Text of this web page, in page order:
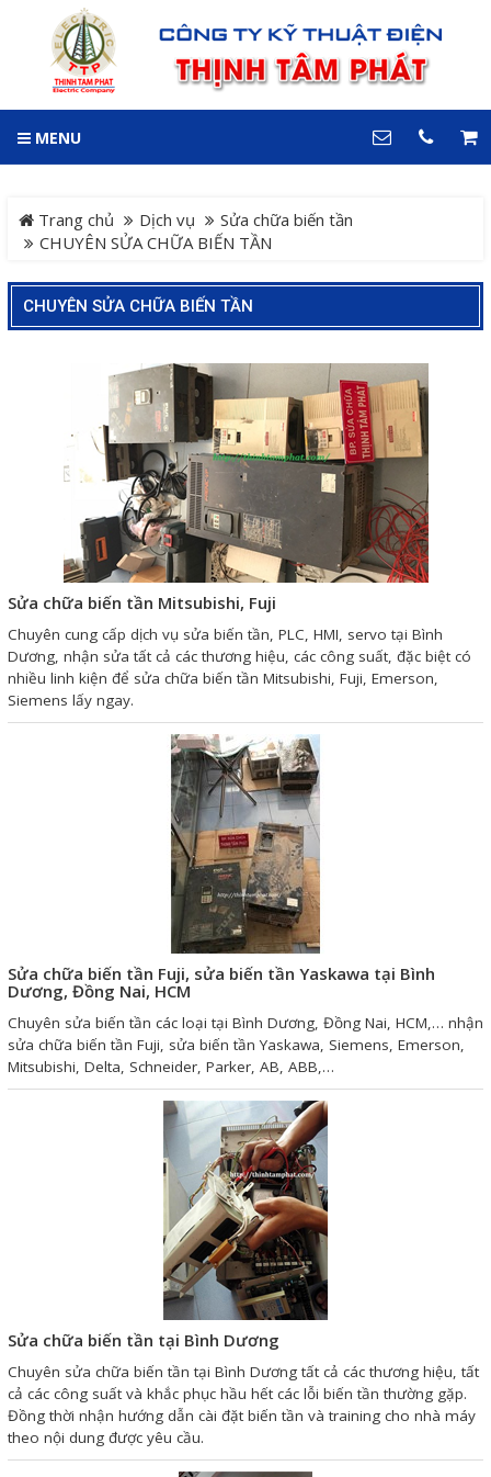
MENU
Trang chủ Dịch vụ
Sửa chữa biến tần
CHUYÊN SỬA CHỮA BIẾN TẦN
CHUYÊN SỬA CHỮA BIẾN TẦN
Sửa chữa biến tần Mitsubishi, Fuji
Chuyên cung cấp dịch vụ sửa biến tần, PLC, HMI, servo tại Bình
Dương, nhận sửa tất cả các thương hiệu, các công suất, đặc biệt có
nhiều linh kiện để sửa chữa biến tần Mitsubishi, Fuji, Emerson,
Siemens lấy ngay.
Sửa chữa biến tần Fuji, sửa biến tần Yaskawa tại Bình
Dương, Đồng Nai, HCM
Chuyên sửa biến tần các loại tại Bình Dương, Đồng Nai, HCM,… nhận
sửa chữa biến tần Fuji, sửa biến tần Yaskawa, Siemens, Emerson,
Mitsubishi, Delta, Schneider, Parker, AB, ABB,…
Sửa chữa biến tần tại Bình Dương
Chuyên sửa chữa biến tần tại Bình Dương tất cả các thương hiệu, tất
cả các công suất và khắc phục hầu hết các lỗi biến tần thường gặp.
Đồng thời nhận hướng dẫn cài đặt biến tần và training cho nhà máy
theo nội dung được yêu cầu.
Trang chủ
Sản phẩm
Hệ Thống Cảnh Báo An
Toàn Xe Nâng
Hệ thống điều khiển giám
sát và thu thập dữ liệu
Giải pháp quản lý bằng mã
vạch
Bảng LED điện tử
Bảng điện tử năng suất
Bảng Led hiển thị nhiệt độ
độ ẩm
Đồng hồ thời gian thực
Màn hình cảm ứng HMI
PLC - Bộ lập trình PLC
Máy tính công nghiệp
Motor Servo / Driver Servo
Cáp lập trình PLC - HMI -
Servo
Thiết bị thu thập dữ liệu,
truyền và lưu trữ dữ liệu
Thiết bị điều khiển và giám
Thiết bị cảnh báo
Thiết bị đo lường - Cảm biến
Bộ điều khiển nhiệt độ
Bộ đếm - Bộ hẹn giờ
Đồng hồ đo đa năng
GIỎ HÀNG
LIÊN HỆ
Hotline
64 đường 24, KDC Hiệp
Thủ Dầu Một, Tỉnh Bình
Điện thoại
0909 199 102
COPYRIGHT 2018. ALL RIGHTS RESERVED